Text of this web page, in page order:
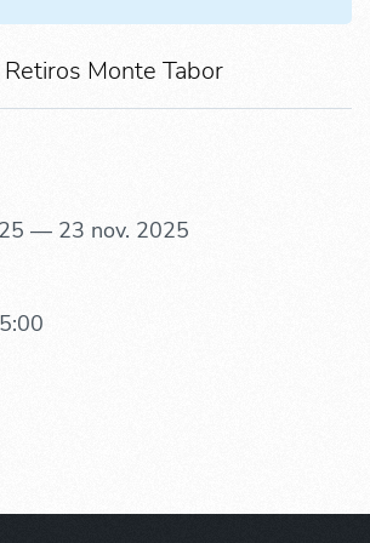
Monte Tabor
— 23 nov. 2025